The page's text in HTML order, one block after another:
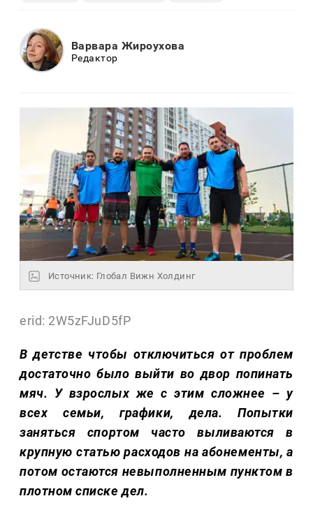
Варвара Жироухова
Редактор
Источник: Глобал Вижн Холдинг
erid: 2W5zFJuD5fP
В детстве чтобы отключиться от проблем
достаточно было выйти во двор попинать
мяч. У взрослых же с этим сложнее – у
всех семьи, графики, дела. Попытки
заняться спортом часто выливаются в
крупную статью расходов на абонементы, а
потом остаются невыполненным пунктом в
плотном списке дел.